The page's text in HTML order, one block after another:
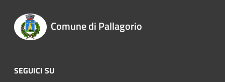
Comune di Pallagorio
SEGUICI SU